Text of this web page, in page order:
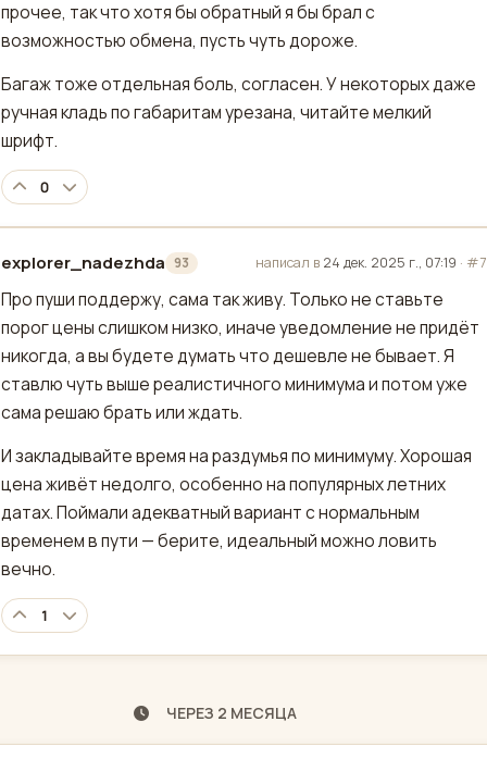
прочее, так что хотя бы обратный я бы брал с
возможностью обмена, пусть чуть дороже.
Багаж тоже отдельная боль, согласен. У некоторых даже
ручная кладь по габаритам урезана, читайте мелкий
шрифт.
0
explorer_nadezhda 93
отредактировано написал в 24 дек. 2025 г., 07:19 · #7
Про пуши поддержу, сама так живу. Только не ставьте
порог цены слишком низко, иначе уведомление не придёт
никогда, а вы будете думать что дешевле не бывает. Я
ставлю чуть выше реалистичного минимума и потом уже
сама решаю брать или ждать.
И закладывайте время на раздумья по минимуму. Хорошая
цена живёт недолго, особенно на популярных летних
датах. Поймали адекватный вариант с нормальным
временем в пути — берите, идеальный можно ловить
вечно.
1
ЧЕРЕЗ 2 МЕСЯЦА